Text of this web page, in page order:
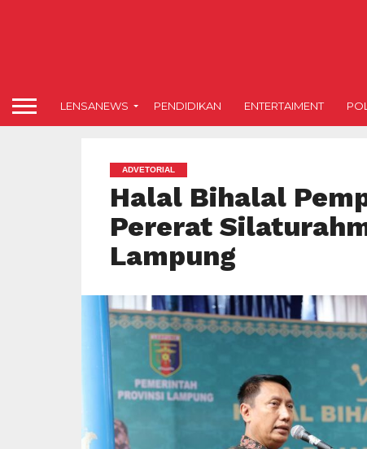
LENSANEWS PENDIDIKAN ENTERTAIMENT
ADVETORIAL
Halal Bihalal
Pererat
Lampung